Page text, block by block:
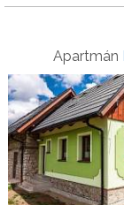
Apartmán